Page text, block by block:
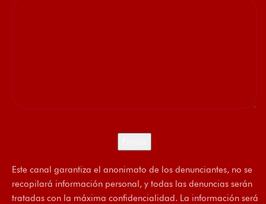
Este canal garantiza el anonimato de los denunciantes, no se
recopilará información personal, y todas las denuncias serán
tratadas con la máxima confidencialidad. La información será